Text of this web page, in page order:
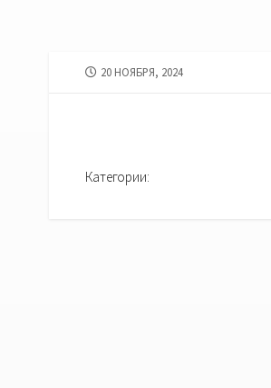
ДАТА
20 НОЯБРЯ, 2024
Категории: